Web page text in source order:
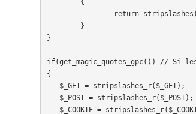
}
if(get_magic_quotes_gpc()) // Si
{